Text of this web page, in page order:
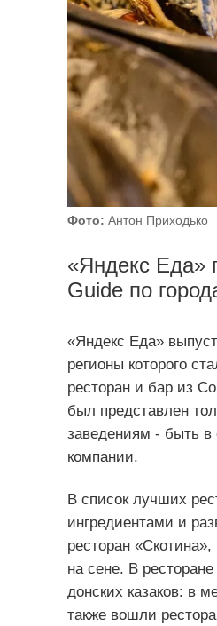
Фото: Антон Приходько
«Яндекс Еда»
Guide по
«Яндекс Еда»
регионы которого
ресторан и бар из
был представлен
заведениям - быть
компании.
В список лучших
ингредиентами и
ресторан
на сене. В
донских казаков: в
также вошли